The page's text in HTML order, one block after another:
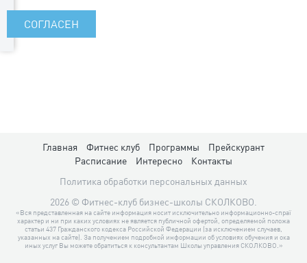
Главная Фитнес клуб Программы
Прейскурант
Расписание
Интересно
Контакты
Политика обработки персональных данных
2026 © Фитнес-клуб бизнес-школы СКОЛКОВО.
«Вся представленная на сайте информация носит исключительно информационно-спраї
характер и ни при каких условиях не является публичной офертой, определяемой положа
статьи 437 Гражданского кодекса Российской Федерации (за исключением случаев,
указанных на сайте). За получением подробной информации об условиях обучения и ока
иных услуг Вы можете обратиться к консультантам Школы управления СКОЛКОВО.»
СОГЛАСЕН